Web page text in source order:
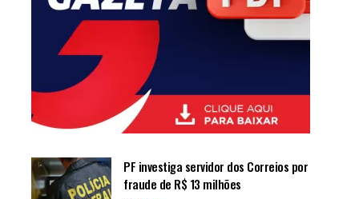
PF investiga servidor dos Correios por
fraude de R$ 13 milhões